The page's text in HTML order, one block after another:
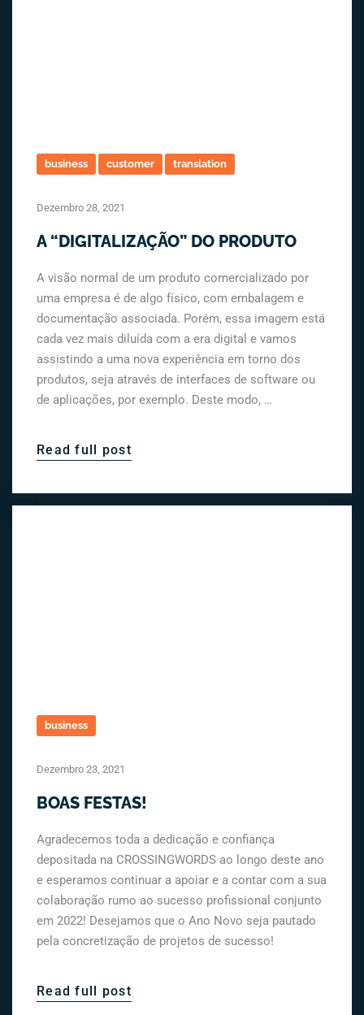
business customer translation
Dezembro 28, 2021
A “DIGITALIZAÇÃO” DO PRODUTO
A visão normal de um produto comercializado por
uma empresa é de algo físico, com embalagem e
documentação associada. Porém, essa imagem está
cada vez mais diluída com a era digital e vamos
assistindo a uma nova experiência em torno dos
produtos, seja através de interfaces de software ou
de aplicações, por exemplo. Deste modo, …
Read full post
business
Dezembro 23, 2021
BOAS FESTAS!
Agradecemos toda a dedicação e confiança
depositada na CROSSINGWORDS ao longo deste ano
e esperamos continuar a apoiar e a contar com a sua
colaboração rumo ao sucesso profissional conjunto
em 2022! Desejamos que o Ano Novo seja pautado
pela concretização de projetos de sucesso!
Read full post